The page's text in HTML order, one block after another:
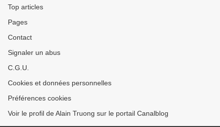
Top articles
Pages
Contact
Signaler un abus
C.G.U.
Cookies et données personnelles
Préférences cookies
Voir le profil de Alain Truong sur le portail Canalblog